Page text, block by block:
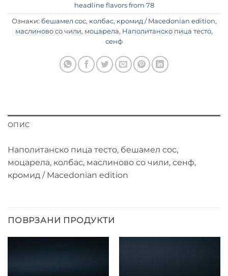
headline flavors from 78
Ознаки: бешамел сос, колбас, кромид / Macedonian edition,
маслиново со чили, моцарела, Наполитанско пица тесто,
сенф
ОПИС
Наполитанско пица тесто, бешамел сос,
моцарела, колбас, маслиново со чили, сенф,
кромид / Macedonian edition
ПОВРЗАНИ ПРОДУКТИ